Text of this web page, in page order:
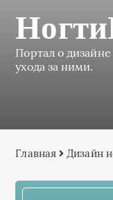
Портал о
ухода за ними.
Главная Дизайн